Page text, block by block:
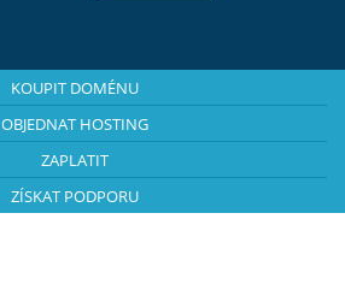
KOUPIT DOMÉNU
OBJEDNAT HOSTING
ZAPLATIT
ZÍSKAT PODPORU